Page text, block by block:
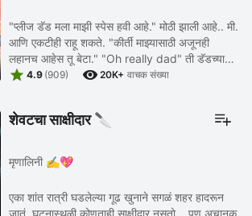
"प्लीज डॅड मला माझी स्पेस हवी आहे." मोठी झाली आहे.. मी.
आणि एकटीही राहू शकते. "कीर्ती माझ्यासाठी अजूनही
लहानच आहेस तू बेटा." "Oh really dad" ती डॅडच्या
नजरेला नजर देत म्हणाली. कीर्ती तुला स्पेसच ...
 4.9 (909)  20K+ वाचक संख्या
शेवटचा साक्षीदार 🔪
मृणालिनी ✍️💖
एका शांत रात्री घडलेल्या गूढ खुनाने सगळं शहर हादरून
जातं. घटनास्थळी कोणताही साक्षीदार नसतो… पण अचानक